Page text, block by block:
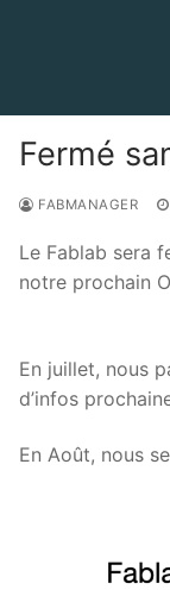
Fermé
FABMANAGER
Le Fablab sera
notre prochain
En juillet, nous
d’infos
En Août, nous